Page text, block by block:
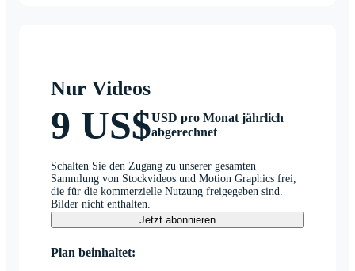
Nur Videos
9 US$USD pro Monat jährlich
abgerechnet
Schalten Sie den Zugang zu unserer gesamten
Sammlung von Stockvideos und Motion Graphics frei,
die für die kommerzielle Nutzung freigegeben sind.
Bilder nicht enthalten.
Jetzt abonnieren
Plan beinhaltet: